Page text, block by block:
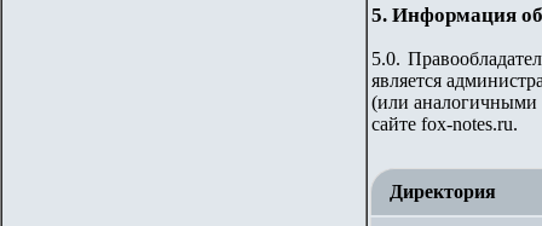
5. Информация
5.0.
является
(или аналогичными
сайте fox-notes.ru.
Директория